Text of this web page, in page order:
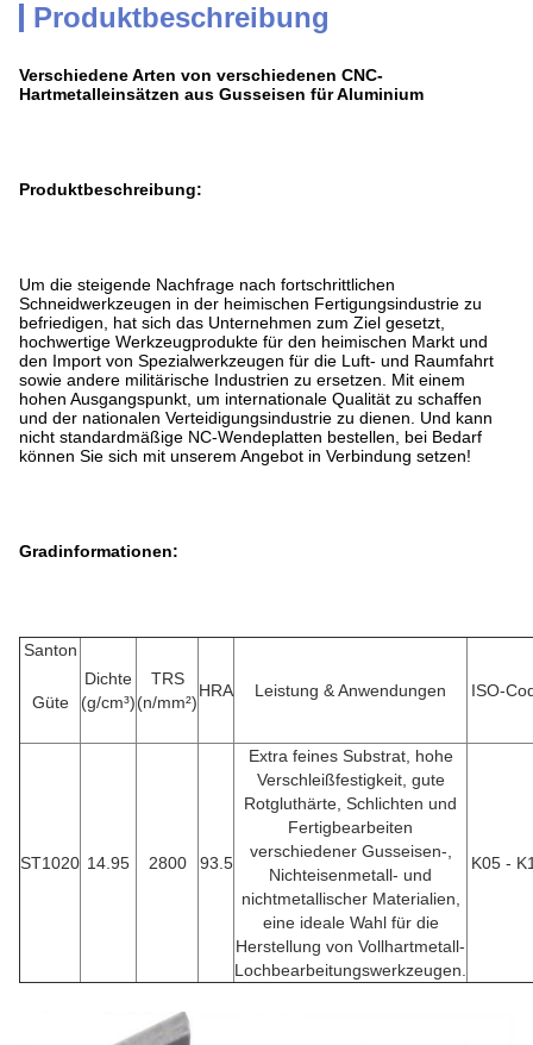
Produktbeschreibung
Verschiedene Arten von verschiedenen CNC-
Hartmetalleinsätzen aus Gusseisen für Aluminium
Produktbeschreibung:
Um die steigende Nachfrage nach fortschrittlichen
Schneidwerkzeugen in der heimischen Fertigungsindustrie zu
befriedigen, hat sich das Unternehmen zum Ziel gesetzt,
hochwertige Werkzeugprodukte für den heimischen Markt und
den Import von Spezialwerkzeugen für die Luft- und Raumfahrt
sowie andere militärische Industrien zu ersetzen. Mit einem
hohen Ausgangspunkt, um internationale Qualität zu schaffen
und der nationalen Verteidigungsindustrie zu dienen. Und kann
nicht standardmäßige NC-Wendeplatten bestellen, bei Bedarf
können Sie sich mit unserem Angebot in Verbindung setzen!
Gradinformationen:
Santon
Güte
Dichte
(g/cm³)
TRS
(n/mm²)
HRA Leistung & Anwendungen ISO-
ST1020 14.95 2800 93.5
Extra feines Substrat, hohe
Verschleißfestigkeit, gute
Rotgluthärte, Schlichten und
Fertigbearbeiten
verschiedener Gusseisen-,
Nichteisenmetall- und
nichtmetallischer Materialien,
eine ideale Wahl für die
Herstellung von Vollhartmetall-
Lochbearbeitungswerkzeugen.
K05 -